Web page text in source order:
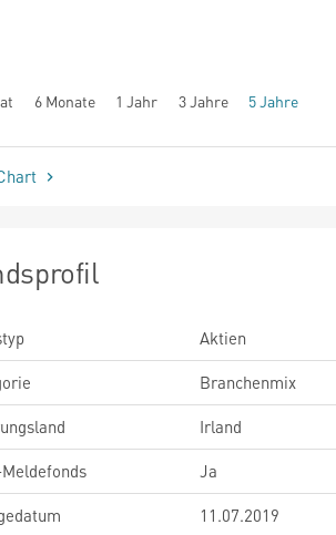
6 Monate 1 Jahr 3 Jahre 5 Jahre
Aktien
Branchenmix
Irland
Ja
11.07.2019